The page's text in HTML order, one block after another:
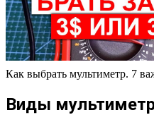
Как выбрать мультиметр. 7
Виды